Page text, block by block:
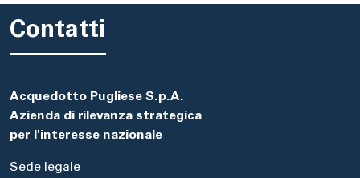
Contatti
Acquedotto Pugliese S.p.A.
Azienda di rilevanza strategica
per l'interesse nazionale
Sede legale